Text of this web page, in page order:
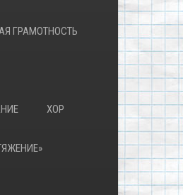
ГРАМОТНОСТЬ
ХОР